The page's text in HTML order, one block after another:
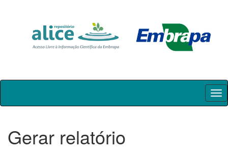
Skip
Gerar relatório